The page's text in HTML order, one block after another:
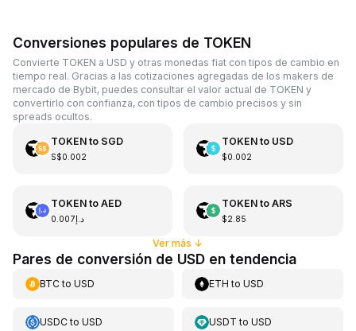
Conversiones populares de TOKEN
Convierte TOKEN a USD y otras monedas fiat con tipos de cambio en
tiempo real. Gracias a las cotizaciones agregadas de los makers de
mercado de Bybit, puedes consultar el valor actual de TOKEN y
convertirlo con confianza, con tipos de cambio precisos y sin
spreads ocultos.
TOKENto SGD
S$0.002
TOKENto USD
$0.002
TOKENto AED
د.إ0.007
TOKENto ARS
$2.85
Ver más ↓
Pares de conversión de USD en tendencia
BTCto USD ETH toUSD
USDCto USD USDT toUSD